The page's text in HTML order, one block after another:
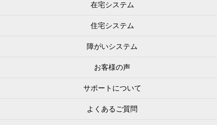
在宅システム
住宅システム
障がいシステム
お客様の声
サポートについて
よくあるご質問